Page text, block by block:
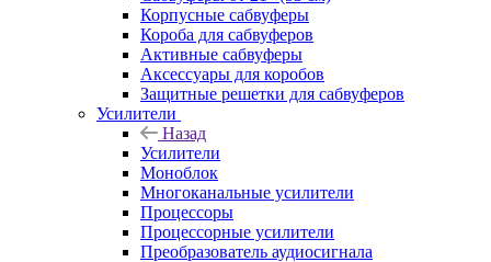
Корпусные сабвуферы
Короба для сабвуферов
Активные сабвуферы
Аксессуары для коробов
Защитные решетки для сабвуферов
Усилители
Назад
Усилители
Моноблок
Многоканальные усилители
Процессоры
Процессорные усилители
Преобразователь аудиосигнала